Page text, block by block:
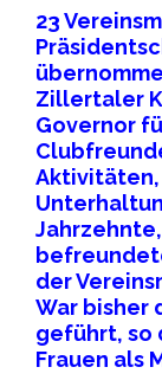
23
Zillertaler
Governor
Aktivitäten,
der
War bisher
geführt, so
Frauen als